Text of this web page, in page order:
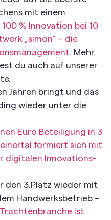
mit einem
100 % Innovation bei 10
„simon“ – die
. Mehr
du auch auf unserer
Jahren bringt und das
wieder unter die
Euro Beteiligung in 3
formiert sich mit
digitalen Innovations-
den 3.Platz wieder mit
Handwerksbetrieb –
ist